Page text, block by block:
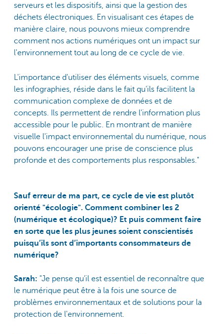
serveurs et les dispositifs, ainsi que la gestion des
déchets électroniques. En visualisant ces étapes de
manière claire, nous pouvons mieux comprendre
comment nos actions numériques ont un impact sur
l'environnement tout au long de ce cycle de vie.
L'importance d'utiliser des éléments visuels, comme
les infographies, réside dans le fait qu'ils facilitent la
communication complexe de données et de
concepts. Ils permettent de rendre l'information plus
accessible pour le public. En montrant de manière
visuelle l'impact environnemental du numérique, nous
pouvons encourager une prise de conscience plus
profonde et des comportements plus responsables."
Sauf erreur de ma part, ce cycle de vie est plutôt
orienté "écologie". Comment combiner les 2
(numérique et écologique)? Et puis comment faire
en sorte que les plus jeunes soient conscientisés
puisqu’ils sont d’importants consommateurs de
numérique?
Sarah: "Je pense qu’il est essentiel de reconnaître que
le numérique peut être à la fois une source de
problèmes environnementaux et de solutions pour la
protection de l'environnement.